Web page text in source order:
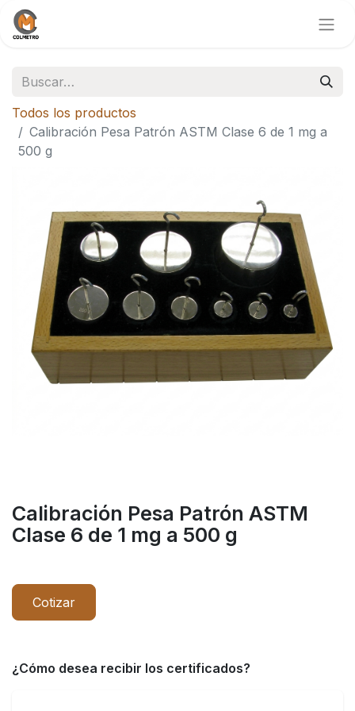
Todos los productos
Calibración Pesa Patrón ASTM Clase 6 de 1 mg a
500 g
Calibración Pesa Patrón ASTM
Clase 6 de 1 mg a 500 g
Cotizar
¿Cómo desea recibir los certificados?